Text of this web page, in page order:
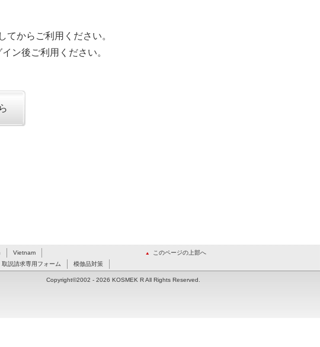
からご利用ください。
ン後ご利用ください。
このページの上部へ
Vietnam
取説請求専用フォーム 模倣品対策
Copyright©2002 - 2026 KOSMEK R All Rights Reserved.